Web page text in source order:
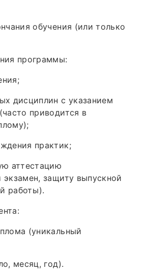
обучения (или только
программы:
дисциплин с указанием
приводится в
практик;
аттестацию
экзамен, защиту выпускной
работы).
(уникальный
месяц, год).